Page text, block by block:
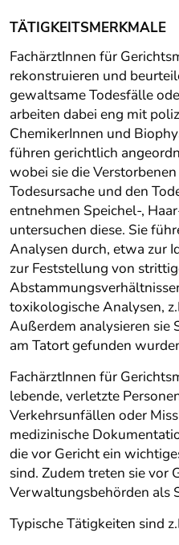
TÄTIGKEITSMERKMALE
FachärztInnen für
rekonstruieren und
gewaltsame Todesfälle
arbeiten dabei eng mit
ChemikerInnen und
führen gerichtlich
wobei sie die
Todesursache und den
entnehmen Speichel-,
untersuchen diese. Sie
Analysen durch, etwa zur
zur Feststellung von
toxikologische Analysen,
Außerdem analysieren sie
am Tatort gefunden
FachärztInnen für
lebende, verletzte
Verkehrsunfällen oder
medizinische
die vor Gericht ein
sind. Zudem treten sie vor
Verwaltungsbehörden als
Typische Tätigkeiten sind